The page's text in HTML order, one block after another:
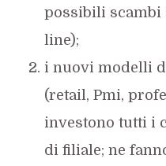
possibili
line);
i nuovi modelli
(retail, Pmi,
investono tutti i
di filiale; ne